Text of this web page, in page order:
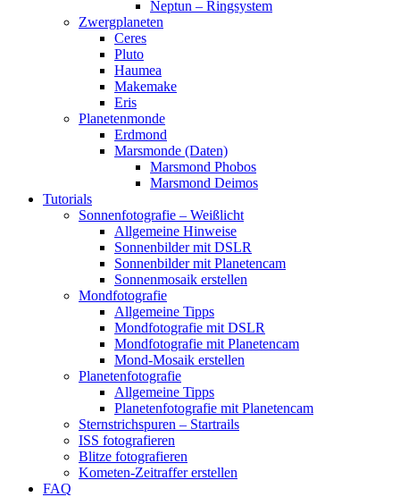
Neptun – Ringsystem
Zwergplaneten
Ceres
Pluto
Haumea
Makemake
Eris
Planetenmonde
Erdmond
Marsmonde (Daten)
Marsmond Phobos
Marsmond Deimos
Tutorials
Sonnenfotografie – Weißlicht
Allgemeine Hinweise
Sonnenbilder mit DSLR
Sonnenbilder mit Planetencam
Sonnenmosaik erstellen
Mondfotografie
Allgemeine Tipps
Mondfotografie mit DSLR
Mondfotografie mit Planetencam
Mond-Mosaik erstellen
Planetenfotografie
Allgemeine Tipps
Planetenfotografie mit Planetencam
Sternstrichspuren – Startrails
ISS fotografieren
Blitze fotografieren
Kometen-Zeitraffer erstellen
FAQ